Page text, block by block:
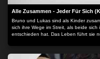
Alle Zusammen - Jeder Für Sich
Bruno und Lukas sind als Kinder
sich ihre Wege im Streit, als beide
entschieden hat. Das Leben führt sie